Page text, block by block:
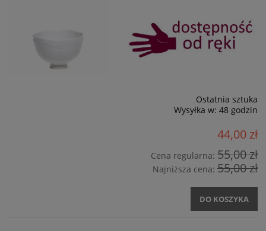
Ostatnia sztuka
Wysyłka w: 48 godzin
44,00 zł
Cena regularna: 55,00 zł
Najniższa cena: 55,00 zł
DO KOSZYKA